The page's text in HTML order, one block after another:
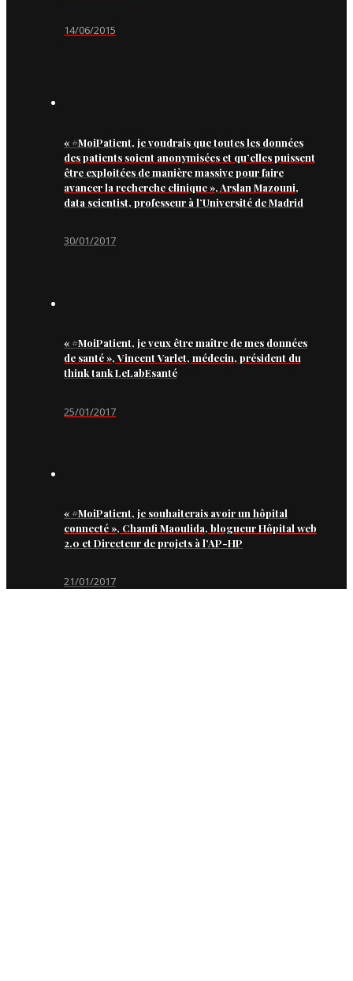
14/06/2015
« #MoiPatient, je voudrais que toutes les données
des patients soient anonymisées et qu’elles puissent
être exploitées de manière massive pour faire
avancer la recherche clinique », Arslan Mazouni,
data scientist, professeur à l’Université de Madrid
30/01/2017
« #MoiPatient, je veux être maître de mes données
de santé », Vincent Varlet, médecin, président du
think tank LeLabEsanté
25/01/2017
« #MoiPatient, je souhaiterais avoir un hôpital
connecté », Chamfi Maoulida, blogueur Hôpital web
2.0 et Directeur de projets à l’AP-HP
21/01/2017